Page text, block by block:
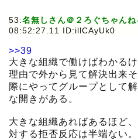
53:名無しさん＠２ろぐちゃんね
08:52:27.11 ID:illCAyUk0
>>39
大きな組織で働けばわかる
理由で外から見て解決出来
際にやってグループとして
な開きがある。
大きな組織あればあるほど
対する拒否反応は半端ない